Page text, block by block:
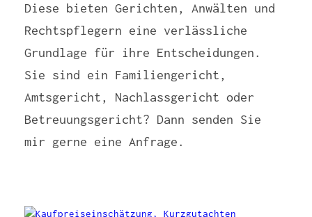
Diese bieten Gerichten, Anwälten und
Rechtspflegern eine verlässliche
Grundlage für ihre Entscheidungen.
Sie sind ein Familiengericht,
Amtsgericht, Nachlassgericht oder
Betreuungsgericht? Dann senden Sie
mir gerne eine Anfrage.